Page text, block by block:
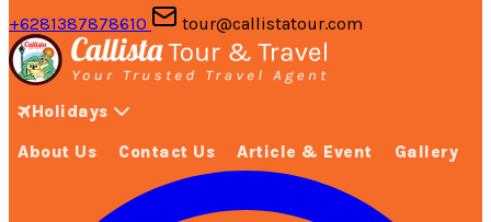
+6281387878610 tour@callistatour.com
Holidays
About Us Contact Us Article & Event Gallery